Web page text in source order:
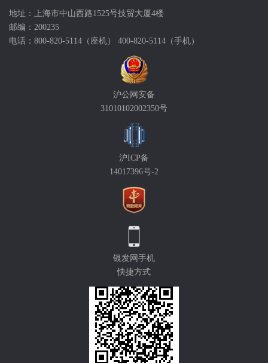
地址：上海市中山西路1525号技贸大厦4楼
邮编：200235
电话：800-820-5114（座机） 400-820-5114（手机）
沪公网安备
31010102002350号
沪ICP备
14017396号-2
银发网手机
快捷方式